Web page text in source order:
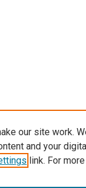
our site work.
and your
link. For